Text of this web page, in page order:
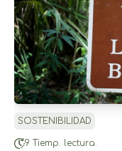
SOSTENIBILIDAD
9 Tiemp. lectura.